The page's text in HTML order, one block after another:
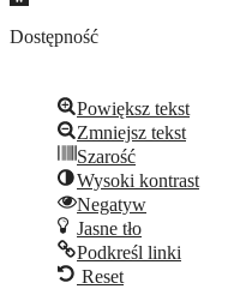
Dostępność
Powiększ tekst
Zmniejsz tekst
Szarość
Wysoki kontrast
Negatyw
Jasne tło
Podkreśl linki
Reset